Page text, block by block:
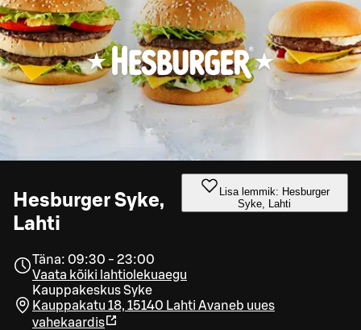
Hesburger Syke,
Lahti
Lisa lemmik: Hesburger
Syke, Lahti
Täna: 09:30 - 23:00
Vaata kõiki lahtiolekuaegu
Kauppakeskus Syke
Kauppakatu 18, 15140 Lahti Avaneb uues
vahekaardis